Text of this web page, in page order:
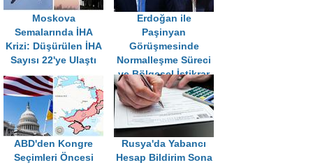
Moskova
Semalarında İHA
Krizi: Düşürülen İHA
Sayısı 22'ye Ulaştı
Erdoğan ile
Paşinyan
Görüşmesinde
Normalleşme Süreci
ve Bölgesel İstikrar
Vurgusu
ABD'den Kongre
Seçimleri Öncesi
Rusya'da Yabancı
Hesap Bildirim Sona